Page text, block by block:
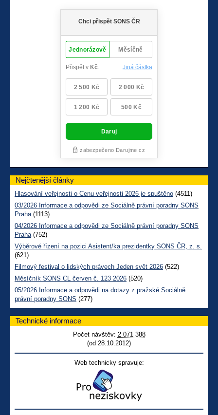
Nejčtenější články
Hlasování veřejnosti o Cenu veřejnosti 2026 je spuštěno (4511)
03/2026 Informace a odpovědi ze Sociálně právní poradny SONS
Praha(1113)
04/2026 Informace a odpovědi ze Sociálně právní poradny SONS
Praha(752)
Výběrové řízení na pozici Asistent/ka prezidentky SONS ČR, z. s.
(621)
Filmový festival o lidských právech Jeden svět 2026 (522)
Měsíčník SONS CL červen č. 123 2026 (520)
05/2026 Informace a odpovědi na dotazy z pražské Sociálně
právní poradny SONS (277)
Technické informace
Počet návštěv: 2 071 388
(od 28.10.2012)
Web technicky spravuje: